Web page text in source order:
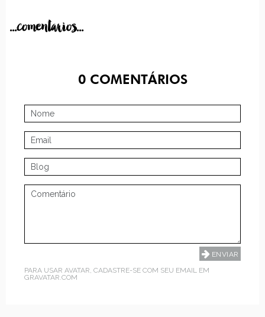
...comentarios...
0COMENTÁRIOS
PARA USAR AVATAR, CADASTRE-SE COM SEU EMAIL EM
GRAVATAR.COM